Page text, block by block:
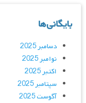
بایگانی‌ها
دسامبر 2025
نوامبر 2025
اکتبر 2025
سپتامبر 2025
آگوست 2025